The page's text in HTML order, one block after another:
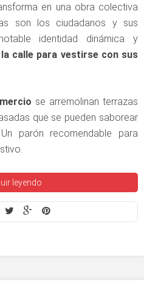
en una obra colectiva
son los ciudadanos y sus
identidad dinámica y
calle para vestirse con sus
se arremolinan terrazas
que se pueden saborear
parón recomendable para
leyendo